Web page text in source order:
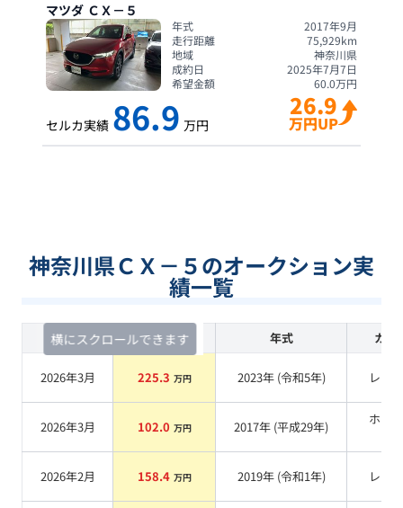
マツダ ＣＸ－５
年式
2017年9月
走行距離
75,929km
地域
神奈川県
成約日
2025年7月7日
希望金額
60.0万円
セルカ実績 86.9 万円
26.9
万円UP
神奈川県ＣＸ－５のオークション実
績一覧
横にスクロールできます
査定時期 セルカ実績 年式 カラ
2026年3月 225.3 万円 2023年 (令和5年) レッド
2026年3月 102.0 万円 2017年 (平成29年)
ホワ
2026年2月 158.4 万円 2019年 (令和1年) レッド